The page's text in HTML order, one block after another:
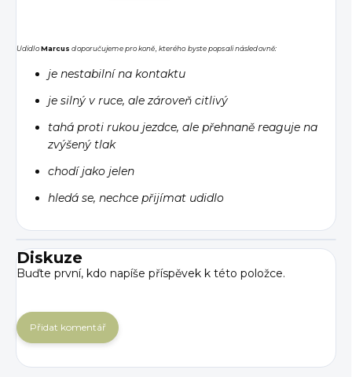
Udidlo Marcus doporučujeme pro koně, kterého byste popsali následovně:
je nestabilní na kontaktu
je silný v ruce, ale zároveň citlivý
tahá proti rukou jezdce, ale přehnaně reaguje na
zvýšený tlak
chodí jako jelen
hledá se, nechce přijímat udidlo
Diskuze
Buďte první, kdo napíše příspěvek k této položce.
Přidat komentář